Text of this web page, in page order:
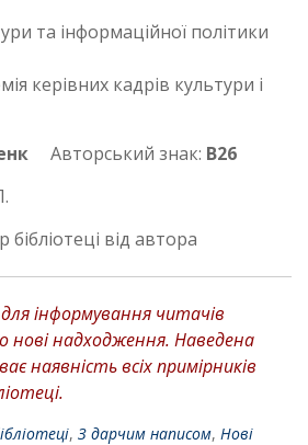
та інформаційної політики
керівних кадрів культури і
Авторський знак: В26
від автора
інформування читачів
нові надходження. Наведена
наявність всіх примірників
, З дарчим написом, Нові